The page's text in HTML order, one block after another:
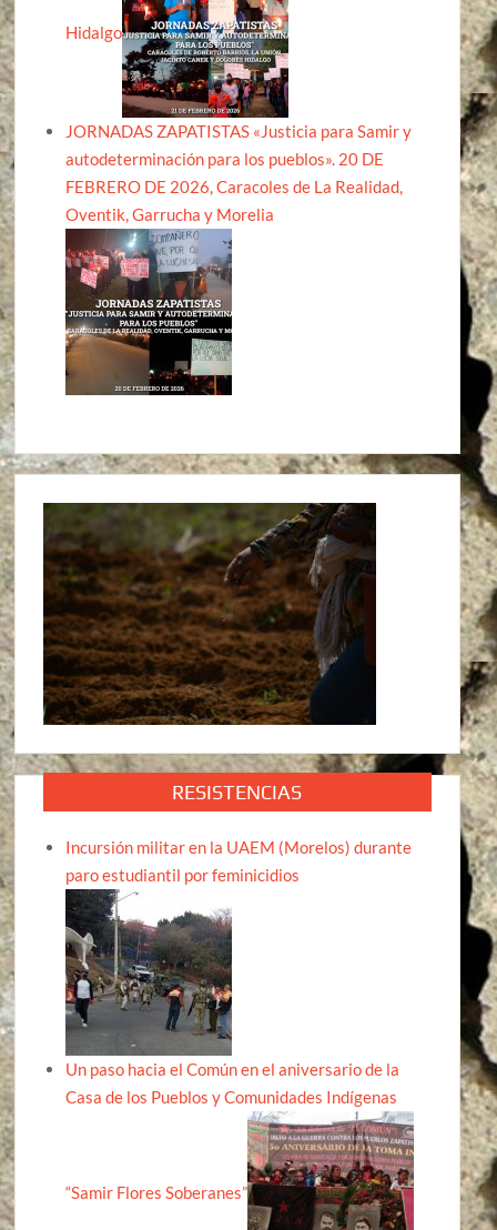
Hidalgo
JORNADAS ZAPATISTAS «Justicia para Samir y
autodeterminación para los pueblos». 20 DE
FEBRERO DE 2026, Caracoles de La Realidad,
Oventik, Garrucha y Morelia
RESISTENCIAS
Incursión militar en la UAEM (Morelos) durante
paro estudiantil por feminicidios
Un paso hacia el Común en el aniversario de la
Casa de los Pueblos y Comunidades Indígenas
“Samir Flores Soberanes”